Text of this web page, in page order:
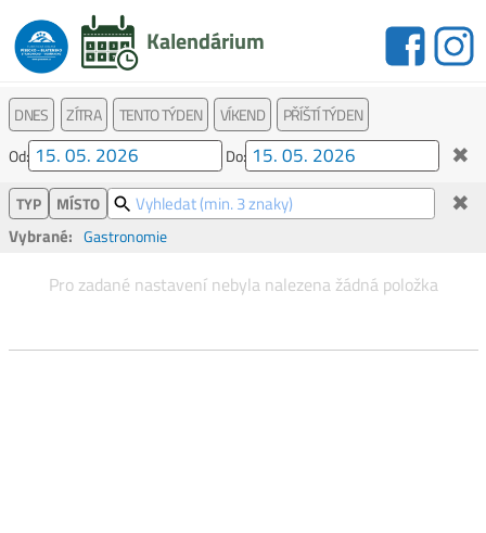
Kalendárium
DNES ZÍTRA TENTO TÝDEN VÍKEND
PŘÍŠTÍ TÝDEN
Od:
Do: ✖
TYP MÍSTO ✖
Vybrané: Gastronomie
Pro zadané nastavení nebyla nalezena žádná položka